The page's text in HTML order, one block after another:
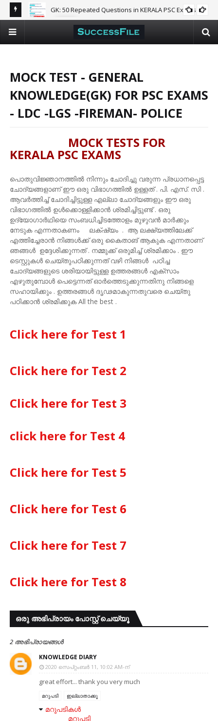
GK: 50 Repeated Questions in KERALA PSC Exams🐦‍🔥
GK
MOCK TEST - GENERAL
KNOWLEDGE(GK) FOR PSC EXAMS
- LDC -LGS -FIREMAN- POLICE
MOCK TESTS FOR
KERALA PSC EXAMS
പൊതുവിജ്ഞാനത്തിൽ നിന്നും ചോദിച്ചു വരുന്ന പ്രധാനപ്പെട്ട
ചോദ്യങ്ങളാണ് ഈ ഒരു വിഭാഗത്തിൽ ഉള്ളത് . പി. എസ്. സി .
ആവർത്തിച്ച് ചോദിച്ചിട്ടുള്ള എല്ലാ ചോദ്യങ്ങളും ഈ ഒരു
വിഭാഗത്തിൽ ഉൾക്കൊള്ളിക്കാൻ ശ്രമിച്ചിട്ടുണ്ട് . ഒരു
ഉദ്യോഗാർഥിയെ സംബധിച്ചിടത്തോളം മുഴുവൻ മാർക്കും
നേടുക എന്നതാകണം ലക്‌ഷ്യം . ആ ലക്ഷ്യത്തിലേക്ക്
എത്തിച്ചേരാൻ നിങ്ങൾക്ക് ഒരു കൈതാങ് ആകുക എന്നതാണ്
ഞങ്ങൾ ഉദ്ദേശിക്കുന്നത് . നമ്മുക്ക് ഒരുമിച്ച് ശ്രമിക്കാം . ഈ
ടെസ്റ്റുകൾ ചെയ്തുപഠിക്കുന്നത് വഴി നിങ്ങൾ പഠിച്ച
ചോദ്യങ്ങളുടെ ശരിയായിട്ടുള്ള ഉത്തരങ്ങൾ എക്സാം
എഴുതുമ്പോൾ പെട്ടെന്നത്‌ ഓർത്തെടുക്കുന്നതിനു നിങ്ങളെ
സഹായിക്കും . ഉത്തരങ്ങൾ ദൃഢമാകുന്നതുവരെ ചെയ്തു
പഠിക്കാൻ ശ്രമിക്കുക All the best .
Click here for Test 1
Click here for Test 2
Click here for Test 3
click here for Test 4
Click here for Test 5
Click here for Test 6
Click here for Test 7
Click here for Test 8
ഒരു അഭിപ്രായം പോസ്റ്റ് ചെയ്യൂ
2 അഭിപ്രായങ്ങള്‍
KNOWLEDGE DIARY
2020 സെപ്റ്റംബർ 11, 10:02 AM-ന്
great effort... thank you very much
മറുപടി ഇല്ലാതാക്കൂ
മറുപടികൾ
മറുപടി